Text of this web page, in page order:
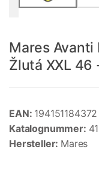
Mares Avanti
Žlutá XXL 46
EAN: 194151184372
Katalognummer:
Hersteller: Mares